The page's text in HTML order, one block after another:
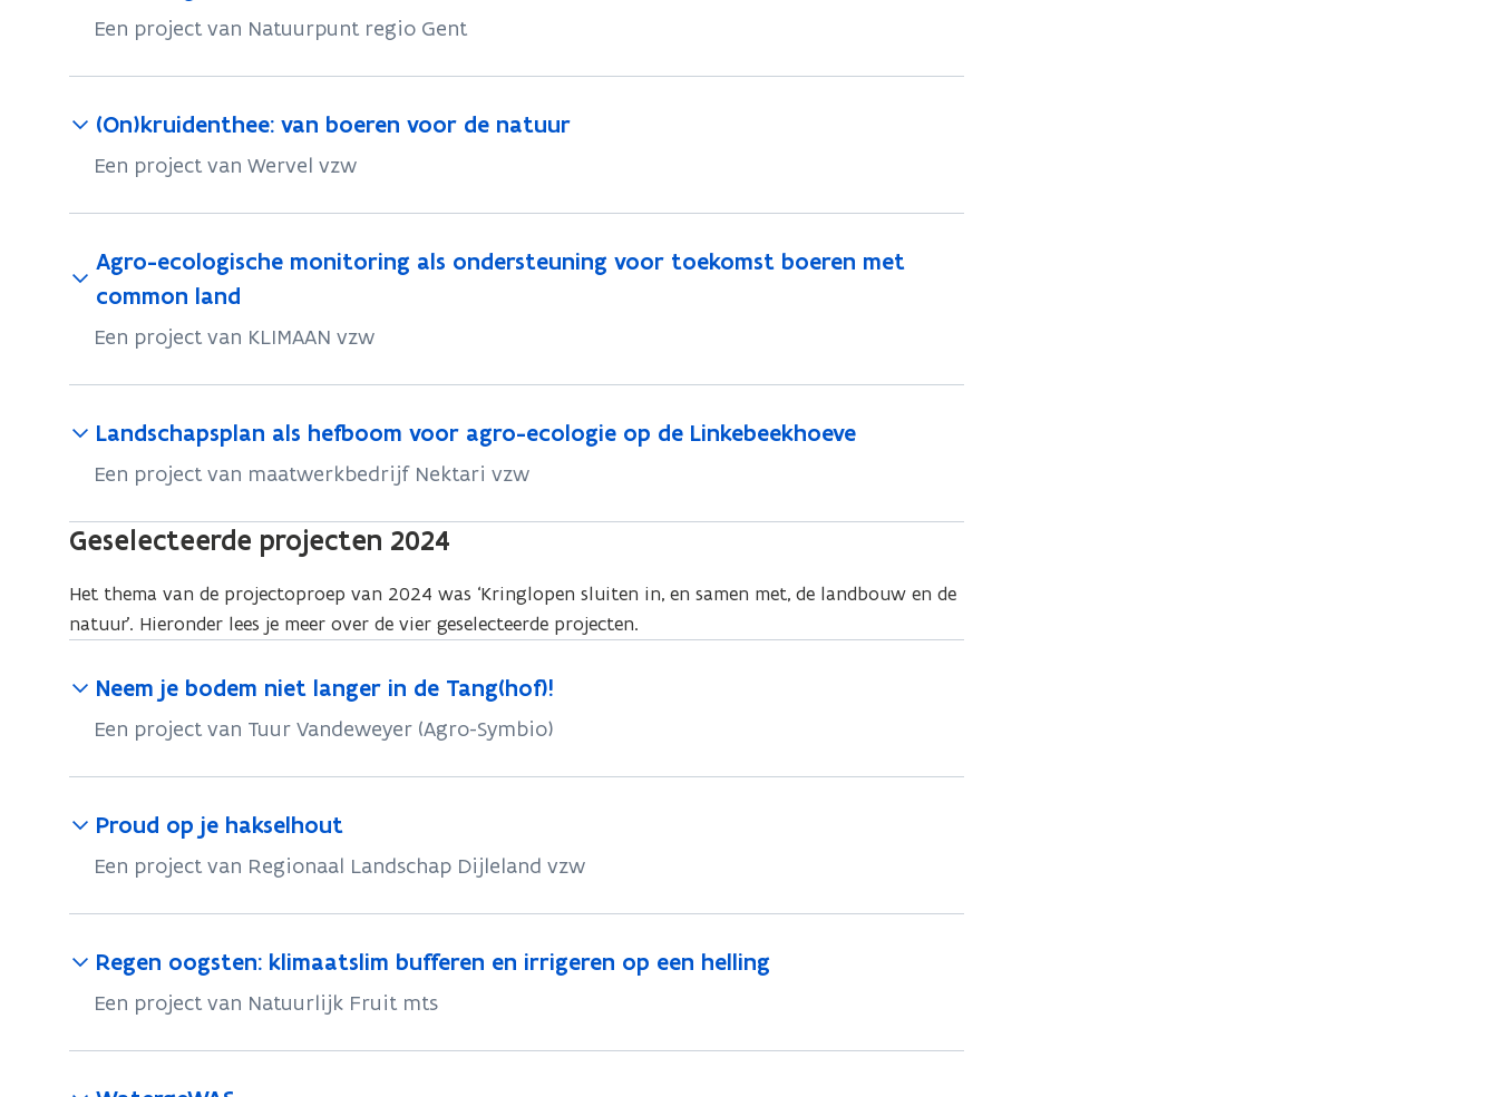
Een project van Natuurpunt regio Gent
(On)kruidenthee: van boeren voor de natuur
Een project van Wervel vzw
Agro-ecologische monitoring als ondersteuning voor toekomst boeren met
common land
Een project van KLIMAAN vzw
Landschapsplan als hefboom voor agro-ecologie op de Linkebeekhoeve
Een project van maatwerkbedrijf Nektari vzw
Geselecteerde projecten 2024
Het thema van de projectoproep van 2024 was ‘Kringlopen sluiten in, en samen met, de landbouw en de
natuur’. Hieronder lees je meer over de vier geselecteerde projecten.
Neem je bodem niet langer in de Tang(hof)!
Een project van Tuur Vandeweyer (Agro-Symbio)
Proud op je hakselhout
Een project van Regionaal Landschap Dijleland vzw
Regen oogsten: klimaatslim bufferen en irrigeren op een helling
Een project van Natuurlijk Fruit mts